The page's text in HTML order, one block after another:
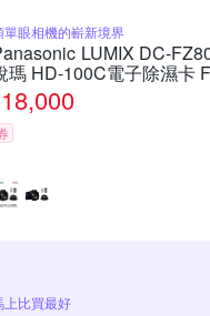
單眼相機的嶄新境界
LUMIX DC-
瑪 HD-100C電子除濕卡
18,000
上比買最好